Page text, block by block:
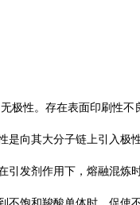
极性。存在表面印刷性
是向其大分子链上引入极
引发剂作用下，熔融混炼